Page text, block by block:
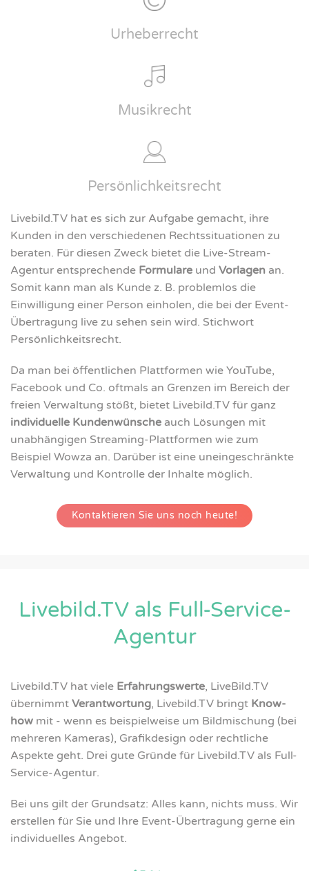
Urheberrecht
Musikrecht
Persönlichkeitsrecht
Livebild.TV hat es sich zur Aufgabe gemacht, ihre
Kunden in den verschiedenen Rechtssituationen zu
beraten. Für diesen Zweck bietet die Live-Stream-
Agentur entsprechende Formulare und Vorlagen an.
Somit kann man als Kunde z. B. problemlos die
Einwilligung einer Person einholen, die bei der Event-
Übertragung live zu sehen sein wird. Stichwort
Persönlichkeitsrecht.
Da man bei öffentlichen Plattformen wie YouTube,
Facebook und Co. oftmals an Grenzen im Bereich der
freien Verwaltung stößt, bietet Livebild.TV für ganz
individuelle Kundenwünsche auch Lösungen mit
unabhängigen Streaming-Plattformen wie zum
Beispiel Wowza an. Darüber ist eine uneingeschränkte
Verwaltung und Kontrolle der Inhalte möglich.
Kontaktieren Sie uns noch heute!
Livebild.TV als Full-Service-
Agentur
Livebild.TV hat viele Erfahrungswerte, LiveBild.TV
übernimmt Verantwortung, Livebild.TV bringt Know-
how mit - wenn es beispielweise um Bildmischung (bei
mehreren Kameras), Grafikdesign oder rechtliche
Aspekte geht. Drei gute Gründe für Livebild.TV als Full-
Service-Agentur.
Bei uns gilt der Grundsatz: Alles kann, nichts muss. Wir
erstellen für Sie und Ihre Event-Übertragung gerne ein
individuelles Angebot.